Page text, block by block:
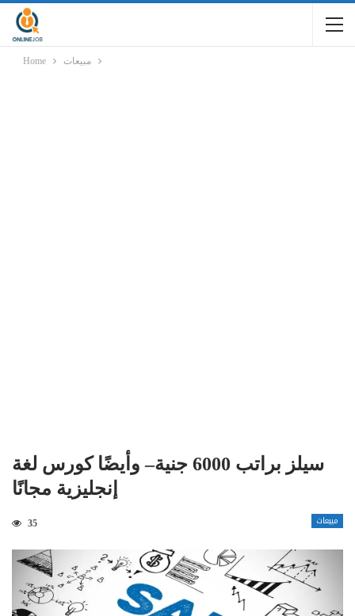
Home مبيعات
سيلز براتب 6000 جنية– وأيضًا كورس لغة
إنجليزية مجانًا
مبيعات 35